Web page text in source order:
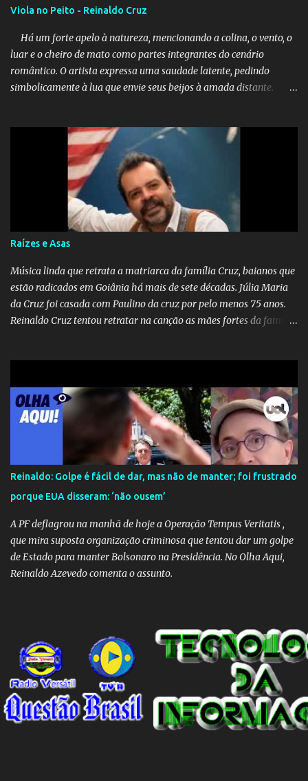
Viola no Peito - Reinaldo Cruz
Há um forte apelo à natureza, mencionando a colina, o vento, o
luar e o cheiro de mato como partes integrantes do cenário
romântico. O artista expressa uma saudade latente, pedindo
simbolicamente à lua que envie seus beijos à amada distante. A
destino. Reinaldo Cruz enfatiza que seu coração nasceu para ela e
que continuará esperando enquanto houver canções para entoar. A
obra conclui como uma promessa de fidelidade e esperança no
reencontro, unindo a tradição da viola com o sentimento universal
do amor. No geral, o vídeo apresenta uma narrativa lírica sobre a
persistência do afeto através do tempo e do espaço. YouTube
YouTube YouTube
Raízes e Asas
Música linda que retrata a matriarca da família Cruz, baianos que
estão radicados em Goiânia há mais de sete décadas. Júlia Maria
da Cruz foi casada com Paulino da cruz por pelo menos 75 anos.
Reinaldo Cruz tentou retratar na canção as mães fortes da família
Reinaldo: Golpe é fácil de dar, mas não de manter; foi frustrado
porque EUA disseram: ‘não ousem’
A PF deflagrou na manhã de hoje a Operação Tempus Veritatis ,
que mira suposta organização criminosa que tentou dar um golpe
de Estado para manter Bolsonaro na Presidência. No Olha Aqui,
Reinaldo Azevedo comenta o assunto.